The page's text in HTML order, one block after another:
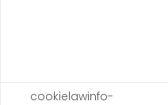
cookielawinfo-